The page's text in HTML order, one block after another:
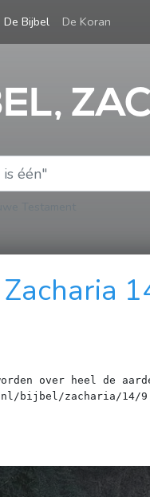
De Bijbel De Koran
Zacharia
over heel de